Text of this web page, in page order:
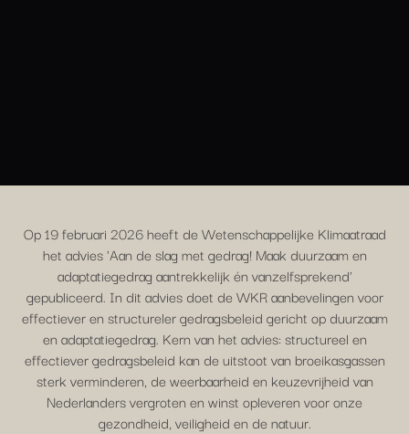
Op 19 februari 2026 heeft de Wetenschappelijke Klimaatraad
het advies 'Aan de slag met gedrag! Maak duurzaam en
adaptatiegedrag aantrekkelijk én vanzelfsprekend'
gepubliceerd. In dit advies doet de WKR aanbevelingen voor
effectiever en structureler gedragsbeleid gericht op duurzaam
en adaptatiegedrag. Kern van het advies: structureel en
effectiever gedragsbeleid kan de uitstoot van broeikasgassen
sterk verminderen, de weerbaarheid en keuzevrijheid van
Nederlanders vergroten en winst opleveren voor onze
gezondheid, veiligheid en de natuur.